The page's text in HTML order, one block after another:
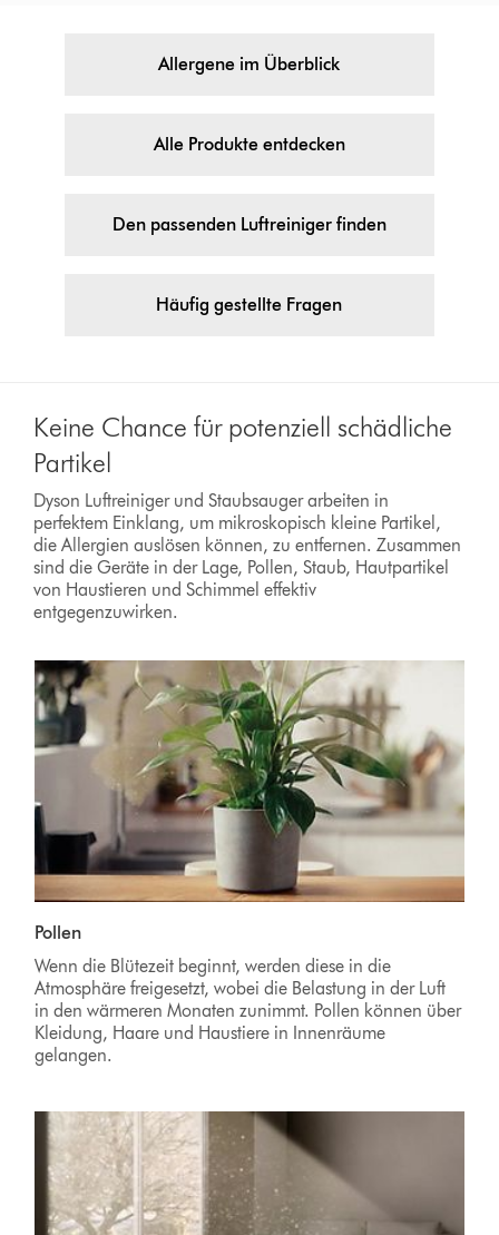
Allergene im Überblick
Alle Produkte entdecken
Den passenden Luftreiniger finden
Häufig gestellte Fragen
Keine Chance für potenziell schädliche
Partikel
Dyson Luftreiniger und Staubsauger arbeiten in
perfektem Einklang, um mikroskopisch kleine Partikel,
die Allergien auslösen können, zu entfernen. Zusammen
sind die Geräte in der Lage, Pollen, Staub, Hautpartikel
von Haustieren und Schimmel effektiv
entgegenzuwirken.
Pollen
Wenn die Blütezeit beginnt, werden diese in die
Atmosphäre freigesetzt, wobei die Belastung in der Luft
in den wärmeren Monaten zunimmt. Pollen können über
Kleidung, Haare und Haustiere in Innenräume
gelangen.